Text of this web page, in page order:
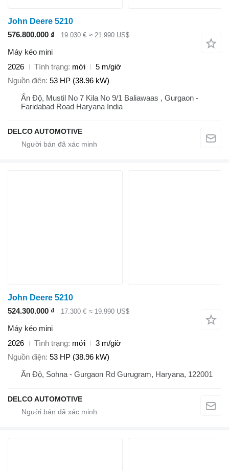
John Deere 5210
576.800.000 ₫
19.030 € ≈ 21.990 US$
Máy kéo mini
2026
Tình trạng mới
5 m/giờ
Nguồn điện 53 HP (38.96 kW)
Ấn Độ, Mustil No 7 Kila No 9/1 Baliawaas , Gurgaon -
Faridabad Road Haryana India
DELCO AUTOMOTIVE
John Deere 5210
524.300.000 ₫
17.300 € ≈ 19.990 US$
Máy kéo mini
2026
Tình trạng mới
3 m/giờ
Nguồn điện 53 HP (38.96 kW)
Ấn Độ, Sohna - Gurgaon Rd Gurugram, Haryana, 122001
DELCO AUTOMOTIVE